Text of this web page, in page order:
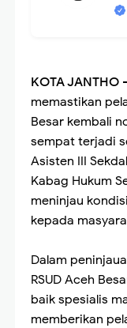
KOTA JANTHO
memastikan
Besar kembali
sempat terjadi
Asisten III
Kabag Hukum
meninjau
kepada
Dalam
RSUD Aceh
baik spesialis
memberikan